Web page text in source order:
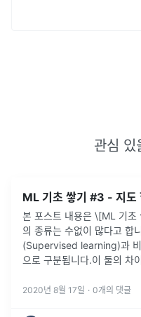
관심 있
ML 기초 쌓기 #3 - 지도
본 포스트 내용은 \[ML 기초
의 종류는 수없이 많다고 합
(Supervised learning)과
으로 구분됩니다.이 둘의 차
2020년 8월 17일 · 0개의 댓글